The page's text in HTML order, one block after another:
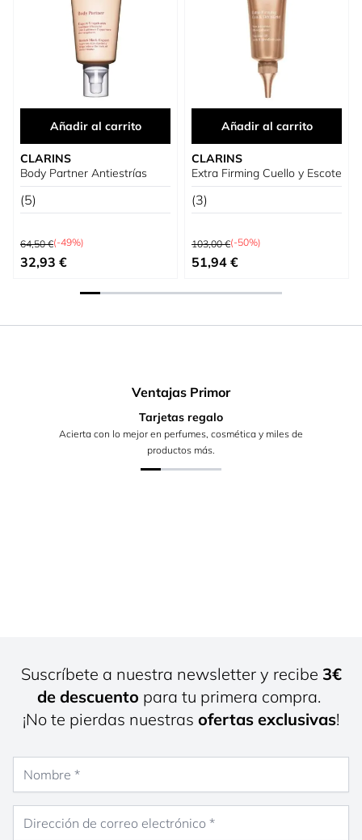
Añadir al carrito
CLARINS
Body Partner Antiestrías
(5)
Precio habitual
64,50 €(-49%)
Precio especial
32,93 €
Añadir al carrito
CLARINS
Extra Firming Cuello y Escote
(3)
Precio habitual
103,00 €(-50%)
Precio especial
51,94 €
Ventajas Primor
Tarjetas regalo
Acierta con lo mejor en perfumes, cosmética y miles de
productos más.
Suscríbete a nuestra newsletter y recibe 3€
de descuento para tu primera compra.
¡No te pierdas nuestras ofertas exclusivas!